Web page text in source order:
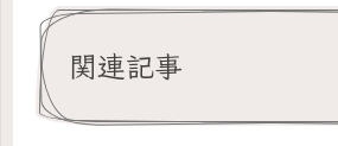
関連記事